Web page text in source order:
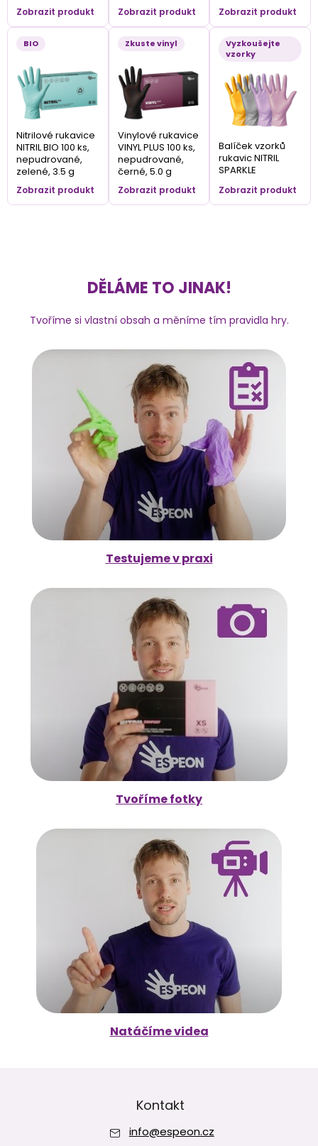
Zobrazit produkt Zobrazit produkt Zobrazit produkt
BIO
Nitrilové rukavice
NITRIL BIO 100 ks,
nepudrované,
zelené, 3.5 g
Zobrazit produkt
Zkuste vinyl
Vinylové rukavice
VINYL PLUS 100 ks,
nepudrované,
černé, 5.0 g
Zobrazit produkt
Vyzkoušejte
vzorky
Balíček vzorků
rukavic NITRIL
SPARKLE
Zobrazit produkt
DĚLÁME TO JINAK!
Tvoříme si vlastní obsah a měníme tím pravidla hry.
Testujeme v praxi
Tvoříme fotky
Natáčíme videa
Kontakt
info@espeon.cz